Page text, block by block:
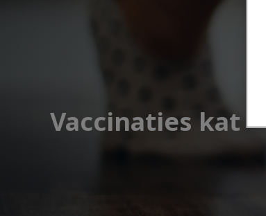
Vaccinaties kat